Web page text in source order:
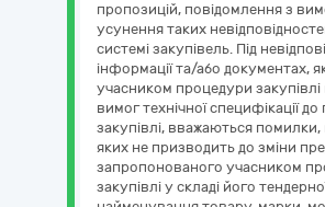
пропозицій, повідомлення з
усунення таких
системі закупівель. Під
інформації та/або документах,
учасником процедури
вимог технічної специфікації
закупівлі, вважаються
яких не призводить до зміни
запропонованого учасником
закупівлі у складі його